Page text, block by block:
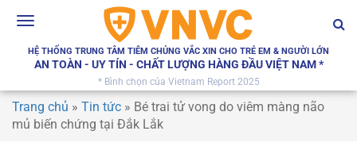
Toggle
HỆ THỐNG TRUNG TÂM TIÊM CHỦNG VẮC XIN CHO TRẺ EM & NGƯỜI LỚN
AN TOÀN - UY TÍN - CHẤT LƯỢNG HÀNG ĐẦU VIỆT NAM *
* Bình chọn của Vietnam Report 2025
Trang chủ » Tin tức » Bé trai tử vong do viêm màng não
mủ biến chứng tại Đắk Lắk